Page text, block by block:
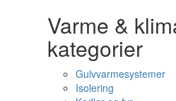
Varme &
kategorier
Gulvvarmesystemer
Isolering